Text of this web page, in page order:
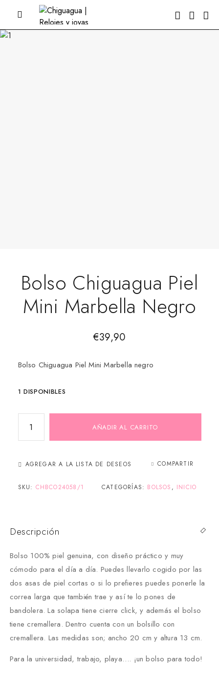
Bolso Chiguagua Piel
Mini Marbella Negro
€39,90
Bolso Chiguagua Piel Mini Marbella negro
1 DISPONIBLES
AÑADIR AL CARRITO
AGREGAR A LA LISTA DE DESEOS COMPARTIR
SKU: CHBCO24058/1 CATEGORÍAS: BOLSOS , INICIO
Descripción
Bolso 100% piel genuina, con diseño práctico y muy
cómodo para el día a día. Puedes llevarlo cogido por las
dos asas de piel cortas o si lo prefieres puedes ponerle la
correa larga que también trae y así te lo pones de
bandolera. La solapa tiene cierre click, y además el bolso
tiene cremallera. Dentro cuenta con un bolsillo con
cremallera. Las medidas son; ancho 20 cm y altura 13 cm.
Para la universidad, trabajo, playa…. ¡un bolso para todo!